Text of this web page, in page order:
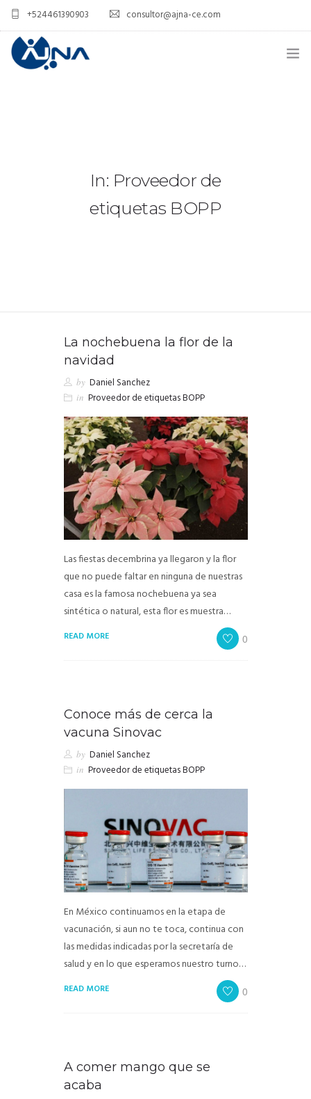
+524461390903 consultor@ajna-ce.com
COTIZACIÓN
In: Proveedor de
etiquetas BOPP
La nochebuena la flor de la
navidad
by Daniel Sanchez
in Proveedor de etiquetas BOPP
Las fiestas decembrina ya llegaron y la flor
que no puede faltar en ninguna de nuestras
casa es la famosa nochebuena ya sea
sintética o natural, esta flor es muestra…
READ MORE 0
Conoce más de cerca la
vacuna Sinovac
by Daniel Sanchez
in Proveedor de etiquetas BOPP
En México continuamos en la etapa de
vacunación, si aun no te toca, continua con
las medidas indicadas por la secretaría de
salud y en lo que esperamos nuestro turno…
READ MORE 0
A comer mango que se
acaba